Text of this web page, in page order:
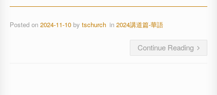
Posted on 2024-11-10 by tschurch in2024講道篇-華語
Continue Reading